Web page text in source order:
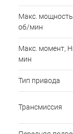
Макс.
об/мин
Макс. момент,
мин
Тип привода
Трансмиссия